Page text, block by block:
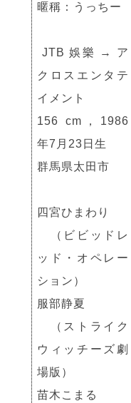
暱稱：うっちー
JTB 娛樂 → ア
クロスエンタテ
イメント
156 cm，1986
年7月23日生
群馬県太田市
四宮ひまわり
（ビビッドレ
ッド・オペレー
ション）
服部静夏
（ストライク
ウィッチーズ劇
場版）
苗木こまる